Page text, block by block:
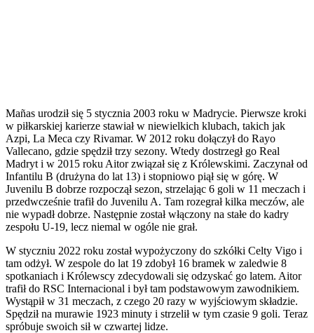
Mañas urodził się 5 stycznia 2003 roku w Madrycie. Pierwsze kroki
w piłkarskiej karierze stawiał w niewielkich klubach, takich jak
Azpi, La Meca czy Rivamar. W 2012 roku dołączył do Rayo
Vallecano, gdzie spędził trzy sezony. Wtedy dostrzegł go Real
Madryt i w 2015 roku Aitor związał się z Królewskimi. Zaczynał od
Infantilu B (drużyna do lat 13) i stopniowo piął się w górę. W
Juvenilu B dobrze rozpoczął sezon, strzelając 6 goli w 11 meczach i
przedwcześnie trafił do Juvenilu A. Tam rozegrał kilka meczów, ale
nie wypadł dobrze. Następnie został włączony na stałe do kadry
zespołu U-19, lecz niemal w ogóle nie grał.
W styczniu 2022 roku został wypożyczony do szkółki Celty Vigo i
tam odżył. W zespole do lat 19 zdobył 16 bramek w zaledwie 8
spotkaniach i Królewscy zdecydowali się odzyskać go latem. Aitor
trafił do RSC Internacional i był tam podstawowym zawodnikiem.
Wystąpił w 31 meczach, z czego 20 razy w wyjściowym składzie.
Spędził na murawie 1923 minuty i strzelił w tym czasie 9 goli. Teraz
spróbuje swoich sił w czwartej lidze.